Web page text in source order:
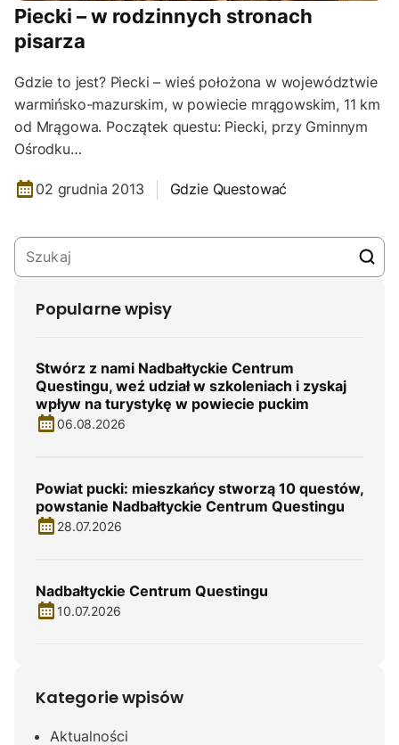
Piecki – w rodzinnych stronach
pisarza
Gdzie to jest? Piecki – wieś położona w województwie
warmińsko-mazurskim, w powiecie mrągowskim, 11 km
od Mrągowa. Początek questu: Piecki, przy Gminnym
Ośrodku…
02 grudnia 2013 Gdzie Questować
Popularne wpisy
Stwórz z nami Nadbałtyckie Centrum
Questingu, weź udział w szkoleniach i zyskaj
wpływ na turystykę w powiecie puckim
06.08.2026
Powiat pucki: mieszkańcy stworzą 10 questów,
powstanie Nadbałtyckie Centrum Questingu
28.07.2026
Nadbałtyckie Centrum Questingu
10.07.2026
Kategorie wpisów
Aktualności